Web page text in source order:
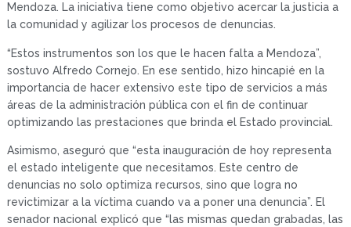
Mendoza. La iniciativa tiene como objetivo acercar la justicia a
la comunidad y agilizar los procesos de denuncias.
“Estos instrumentos son los que le hacen falta a Mendoza”,
sostuvo Alfredo Cornejo. En ese sentido, hizo hincapié en la
importancia de hacer extensivo este tipo de servicios a más
áreas de la administración pública con el fin de continuar
optimizando las prestaciones que brinda el Estado provincial.
Asimismo, aseguró que “esta inauguración de hoy representa
el estado inteligente que necesitamos. Este centro de
denuncias no solo optimiza recursos, sino que logra no
revictimizar a la víctima cuando va a poner una denuncia”. El
senador nacional explicó que “las mismas quedan grabadas, las